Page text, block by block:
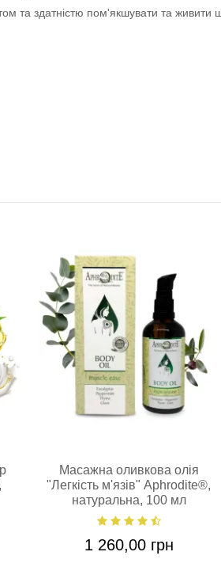
та здатністю пом'якшувати та живити
Масажна оливкова олія
"Легкість м'язів" Aphrodite®,
натуральна, 100 мл
1 260,00 грн